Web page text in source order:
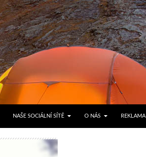
NAŠE SOCIÁLNÍ SÍTĚ O NÁS REKLAMA